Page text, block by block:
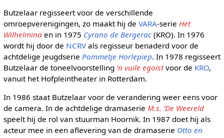
Butzelaar regisseert voor de verschillende
omroepverenigingen, zo maakt hij de VARA-serie Het
Wilhelminaen in 1975 Cyrano de Bergerac(KRO). In 1976
wordt hij door de NCRVals regisseur benaderd voor de
achtdelige jeugdserie Pommetje Horlepiep. In 1978 regisseert
Butzelaar de toneelvoorstelling ‘n vuile egoïstvoor de KRO,
vanuit het Hofpleintheater in Rotterdam.
In 1986 staat Butzelaar voor de verandering weer eens voor
de camera. In de achtdelige dramaserie M.s. ‘De Weereld
speelt hij de rol van stuurman Hoornik. In 1987 doet hij als
acteur mee in een aflevering van de dramaserie Otto en